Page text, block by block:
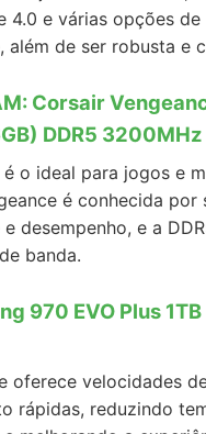
4.0 e várias opções de
além de ser robusta e
Corsair
DDR5 3200MHz
é o ideal para jogos e
é conhecida por
desempenho, e a
banda.
970 EVO Plus
oferece velocidades
rápidas, reduzindo